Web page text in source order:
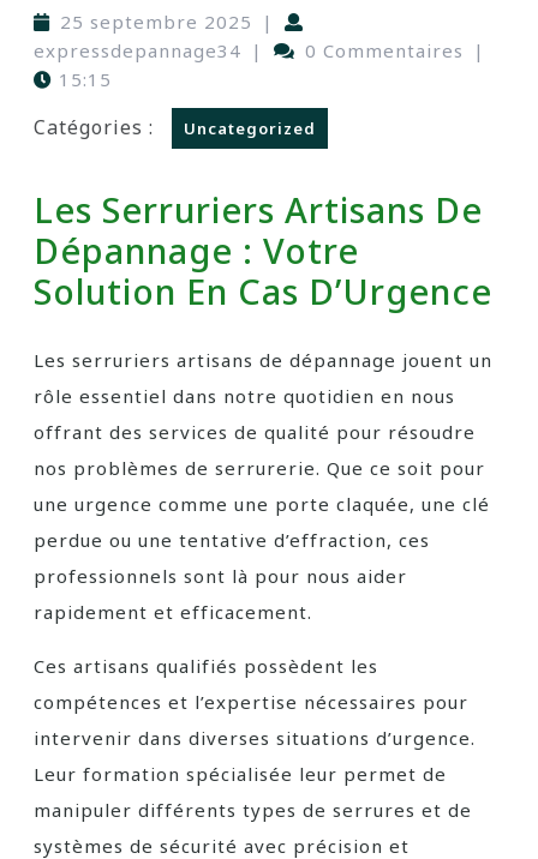
25 septembre 2025
|
expressdepannage34 | 0 Commentaires
|
15:15
Catégories : Uncategorized
Les Serruriers Artisans De
Dépannage : Votre
Solution En Cas D’Urgence
Les serruriers artisans de dépannage jouent un
rôle essentiel dans notre quotidien en nous
offrant des services de qualité pour résoudre
nos problèmes de serrurerie. Que ce soit pour
une urgence comme une porte claquée, une clé
perdue ou une tentative d’effraction, ces
professionnels sont là pour nous aider
rapidement et efficacement.
Ces artisans qualifiés possèdent les
compétences et l’expertise nécessaires pour
intervenir dans diverses situations d’urgence.
Leur formation spécialisée leur permet de
manipuler différents types de serrures et de
systèmes de sécurité avec précision et